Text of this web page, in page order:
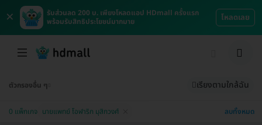
×
รับส่วนลด 200 บ. เพียงโหลดแอป HDmall ครั้งแรก
พร้อมรับสิทธิประโยชน์มากมาย
โหลดเลย
ตัวกรองอื่น ๆ เรียงตามใกล้ฉัน
0 แพ็กเกจ นายแพทย์ โอฬาริก มุสิกวงศ์ ลบทั้งหมด